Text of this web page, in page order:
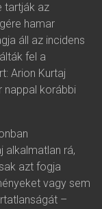
tartják az
hamar
áll az incidens
fel a
Arion Kurtaj
nappal korábbi
alkalmatlan rá,
azt fogja
vagy sem
–